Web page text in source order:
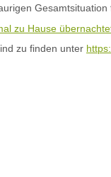
zu Hause
zu finden unter